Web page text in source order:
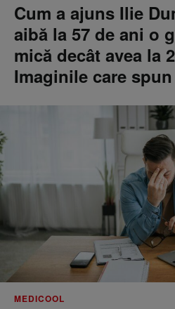
Cum a ajuns Ilie
aibă la 57 de ani o
mică decât avea la
Imaginile care
MEDICOOL